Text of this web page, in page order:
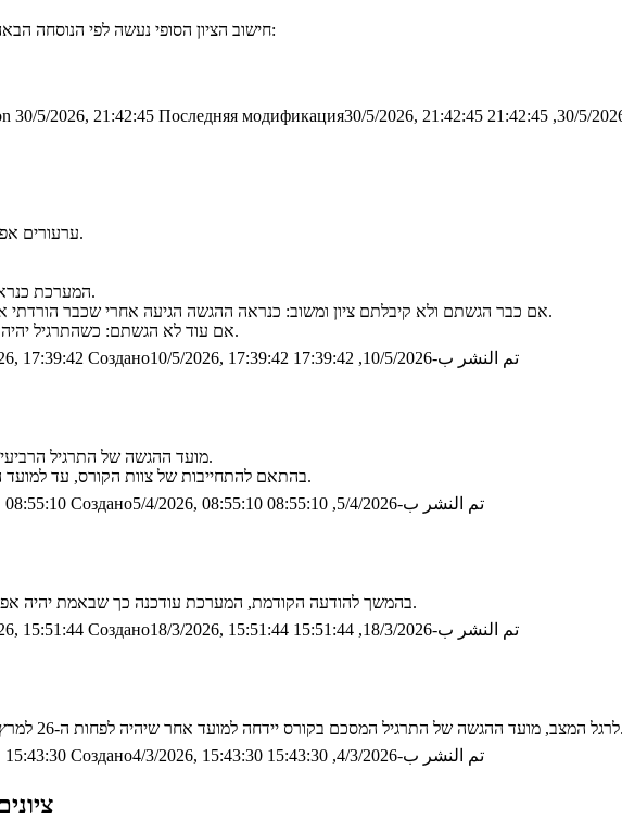
חישוב הציון הסופי נעשה לפי הנוסחה הבאה (כאשר "איקס" הוא סכום ציוני השאלות הסמסטר):
30/5/2026, 21:42:45 Последняя модификация30/5/2026, 21:42:45
ערעורים אפשריים בשבוע הקרוב במייל (עד 17/01 בשעה 23:59).
המערכת כנראה נשארה פתוחה להגשות גם אחרי שהתחלתי לבדוק.
אם כבר הגשתם ולא קיבלתם ציון ומשוב: כנראה ההגשה הגיעה אחרי שכבר הורדתי את הזיפ של שאר הכיתה. תשלחו לי את התרגיל במייל.
אם עוד לא הגשתם: כשהתרגיל יהיה מוכן תשלחו לי אותו במייל (לא לעבור דרך המערכת).
17:39:42 Создано10/5/2026, 17:39:42 تم النشر ب-10/5/2026, 17:39:42
מועד ההגשה של התרגיל הרביעי עודכן ל-16 באפריל, שהוא יום חמישי של שבוע הבא.
בהתאם להתחייבות של צוות הקורס, עד למועד ההגשה החדש יש לפחות חמישה ימי עבודה ("שבוע").
08:55:10 Создано5/4/2026, 08:55:10 تم النشر ب-5/4/2026, 08:55:10
בהמשך להודעה הקודמת, המערכת עודכנה כך שבאמת יהיה אפשר להגיש את התרגיל הרביעי מעבר לתאריך המקורי.
15:51:44 Создано18/3/2026, 15:51:44 تم النشر ب-18/3/2026, 15:51:44
לרגל המצב, מועד ההגשה של התרגיל המסכם בקורס יידחה למועד אחר שיהיה לפחות ה-26 למרץ. נודיע על המועד החדש לפחות שבוע לפניו. בהצלחה.
15:43:30 Создано4/3/2026, 15:43:30 تم النشر ب-4/3/2026, 15:43:30